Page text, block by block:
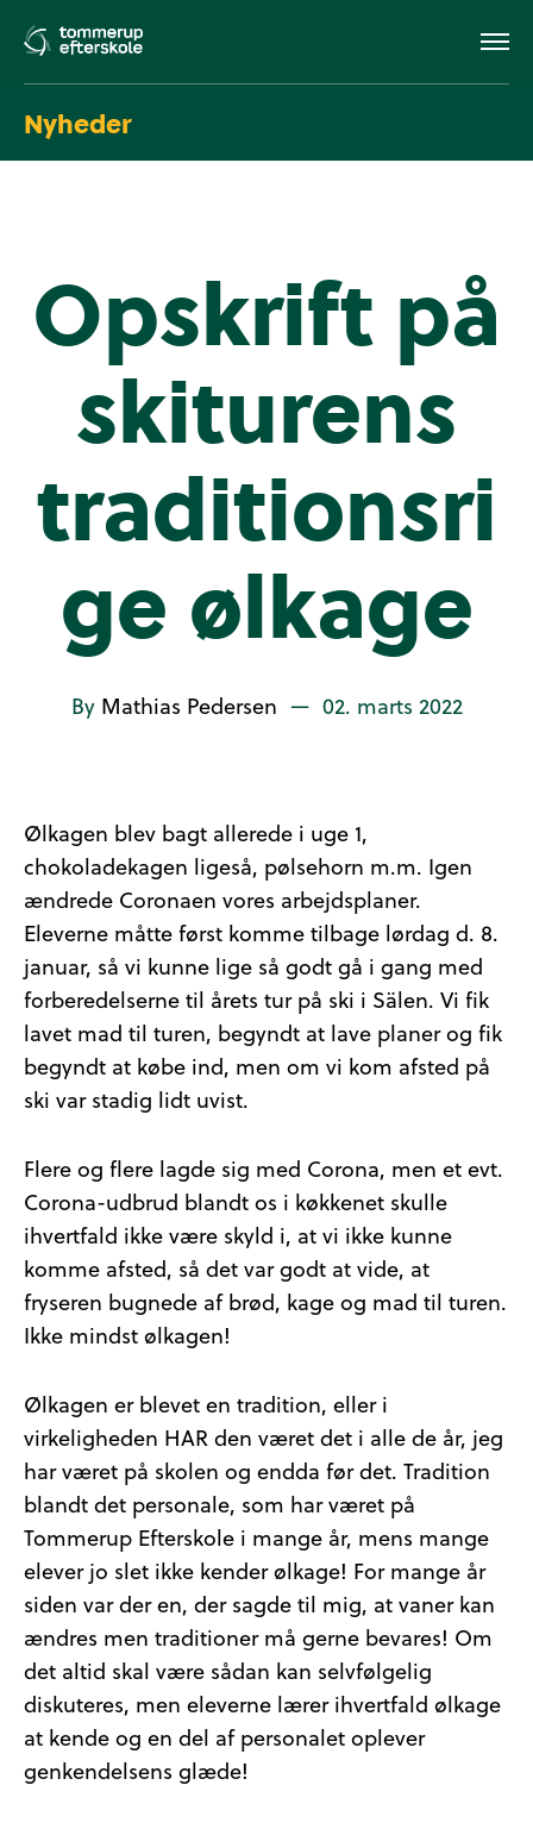
Nyheder
Opskrift på
skiturens
traditionsri
ge ølkage
By Mathias Pedersen — 02. marts 2022
Ølkagen blev bagt allerede i uge 1,
chokoladekagen ligeså, pølsehorn m.m. Igen
ændrede Coronaen vores arbejdsplaner.
Eleverne måtte først komme tilbage lørdag d. 8.
januar, så vi kunne lige så godt gå i gang med
forberedelserne til årets tur på ski i Sälen. Vi fik
lavet mad til turen, begyndt at lave planer og fik
begyndt at købe ind, men om vi kom afsted på
ski var stadig lidt uvist.
Flere og flere lagde sig med Corona, men et evt.
Corona-udbrud blandt os i køkkenet skulle
ihvertfald ikke være skyld i, at vi ikke kunne
komme afsted, så det var godt at vide, at
fryseren bugnede af brød, kage og mad til turen.
Ikke mindst ølkagen!
Ølkagen er blevet en tradition, eller i
virkeligheden HAR den været det i alle de år, jeg
har været på skolen og endda før det. Tradition
blandt det personale, som har været på
Tommerup Efterskole i mange år, mens mange
elever jo slet ikke kender ølkage! For mange år
siden var der en, der sagde til mig, at vaner kan
ændres men traditioner må gerne bevares! Om
det altid skal være sådan kan selvfølgelig
diskuteres, men eleverne lærer ihvertfald ølkage
at kende og en del af personalet oplever
genkendelsens glæde!